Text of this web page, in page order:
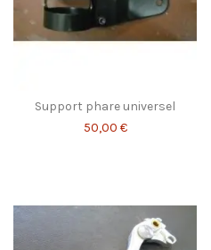
Support phare universel
50,00 €